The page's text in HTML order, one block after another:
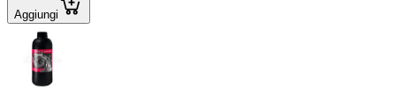
Aggiungi